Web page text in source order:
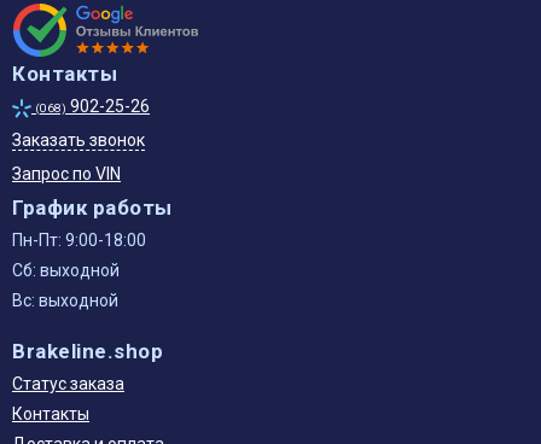
Контакты
(068) 902-25-26
Заказать звонок
Запрос по VIN
График работы
Пн-Пт: 9:00-18:00
Сб: выходной
Вс: выходной
Brakeline.shop
Статус заказа
Контакты